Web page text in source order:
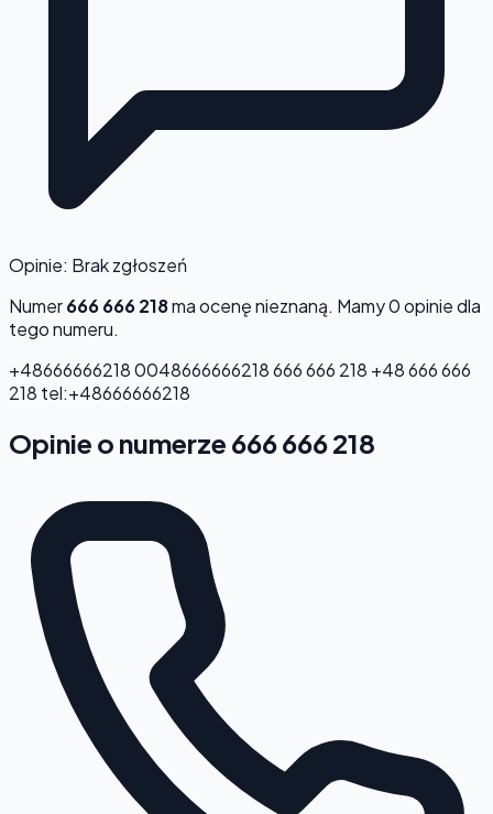
Opinie: Brak zgłoszeń
Numer666 666 218ma ocenęnieznaną. Mamy 0 opinie dla
tego numeru.
+486666662180048666666218666 666 218 +48 666 666
218 tel:+48666666218
Opinie o numerze 666 666 218